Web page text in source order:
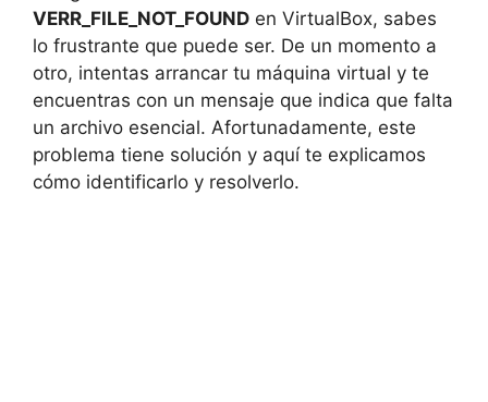
VERR_FILE_NOT_FOUND en VirtualBox, sabes
lo frustrante que puede ser. De un momento a
otro, intentas arrancar tu máquina virtual y te
encuentras con un mensaje que indica que falta
un archivo esencial. Afortunadamente, este
problema tiene solución y aquí te explicamos
cómo identificarlo y resolverlo.